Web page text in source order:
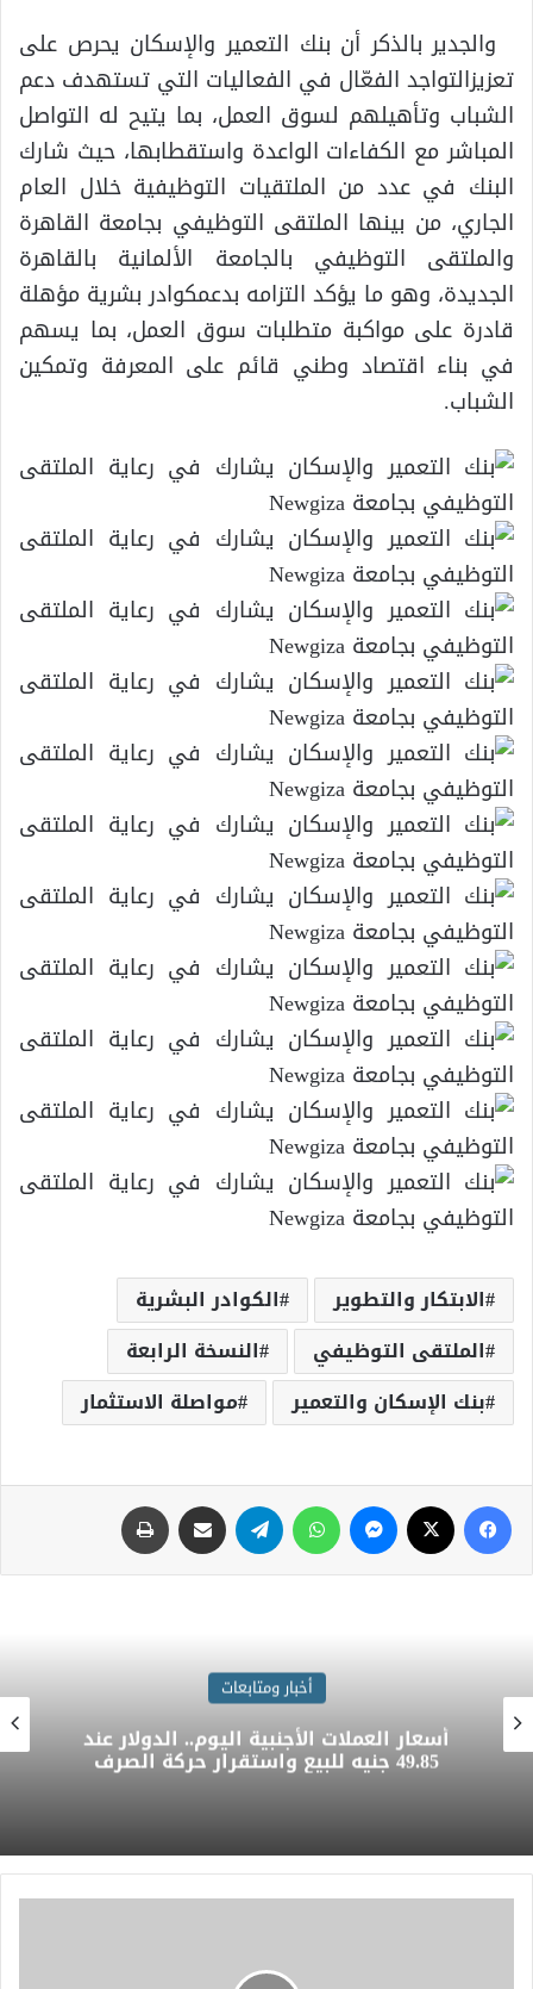
والجدير بالذكر أن بنك التعمير والإسكان يحرص على
تعزيزالتواجد الفعّال في الفعاليات التي تستهدف دعم
الشباب وتأهيلهم لسوق العمل، بما يتيح له التواصل
المباشر مع الكفاءات الواعدة واستقطابها، حيث شارك
البنك فيعدد من الملتقيات التوظيفية خلال العام
الجاري، من بينها الملتقى التوظيفي بجامعة القاهرة
والملتقى التوظيفي بالجامعة الألمانية بالقاهرة
الجديدة، وهو ما يؤكد التزامه بدعمكوادر بشرية مؤهلة
قادرة على مواكبة متطلبات سوق العمل، بما يسهم
في بناء اقتصاد وطني قائم على المعرفة وتمكين
الشباب.
الابتكار والتطوير
الكوادر البشرية
الملتقى التوظيفي
النسخة الرابعة
بنك الإسكان والتعمير
مواصلة الاستثمار
أخبار ومتابعات
أسعار العملات الأجنبية اليوم.. الدولار عند
49.85 جنيه للبيع واستقرار حركة الصرف